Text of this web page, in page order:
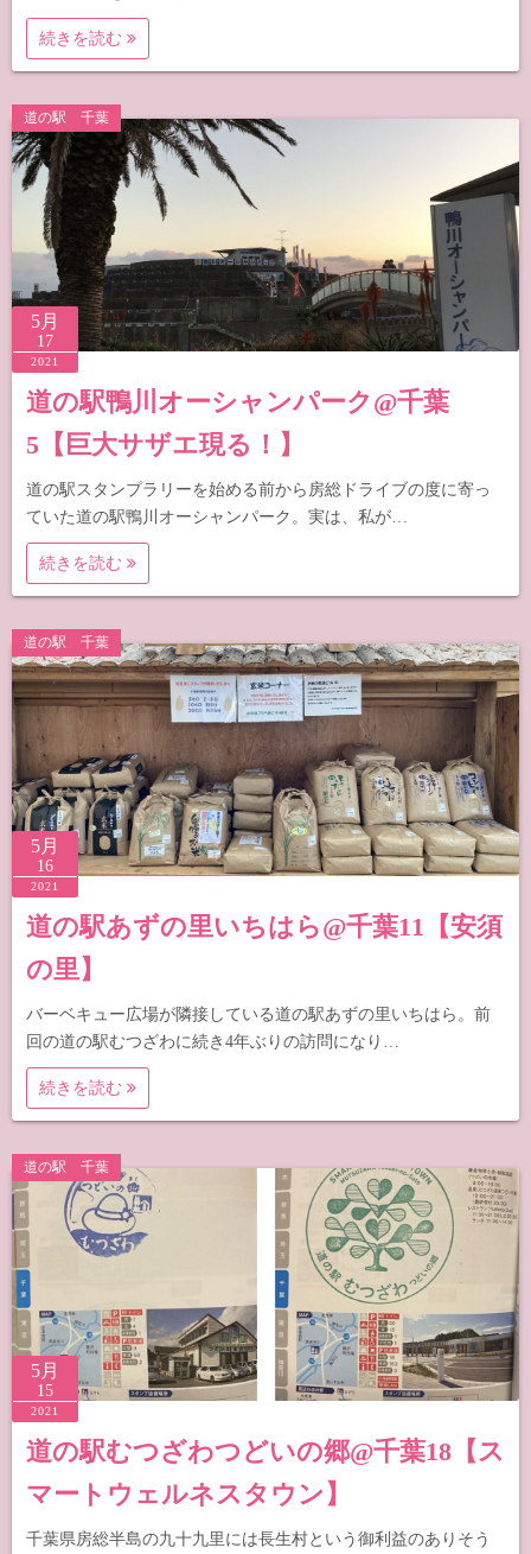
続きを読む
道の駅 千葉
5月
17
2021
道の駅鴨川オーシャンパーク@千葉
5【巨大サザエ現る！】
道の駅スタンプラリーを始める前から房総ドライブの度に寄っ
ていた道の駅鴨川オーシャンパーク。実は、私が…
続きを読む
道の駅 千葉
5月
16
2021
道の駅あずの里いちはら@千葉11【安須
の里】
バーベキュー広場が隣接している道の駅あずの里いちはら。前
回の道の駅むつざわに続き4年ぶりの訪問になり…
続きを読む
道の駅 千葉
5月
15
2021
道の駅むつざわつどいの郷@千葉18【ス
マートウェルネスタウン】
千葉県房総半島の九十九里には長生村という御利益のありそう